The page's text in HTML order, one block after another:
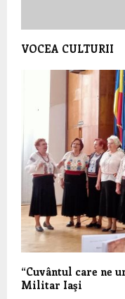
VOCEA CULTURII
“Cuvântul care ne
Militar Iaşi